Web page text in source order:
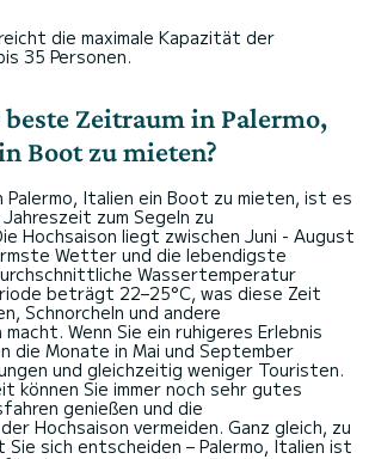
die maximale Kapazität der
35 Personen.
Zeitraum in Palermo,
Boot zu mieten?
Palermo, Italien ein Boot zu mieten, ist es
zum Segeln zu
Hochsaison liegt zwischen Juni - August
Wetter und die lebendigste
Wassertemperatur
beträgt 22–25°C, was diese Zeit
Schnorcheln und andere
Wenn Sie ein ruhigeres Erlebnis
die Monate in Mai und September
und gleichzeitig weniger Touristen.
können Sie immer noch sehr gutes
genießen und die
Hochsaison vermeiden. Ganz gleich, zu
sich entscheiden – Palermo, Italien ist